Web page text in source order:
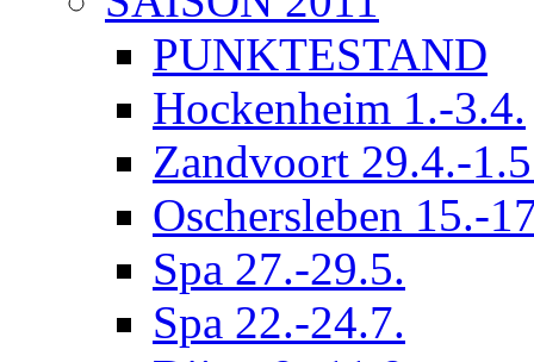
PUNKTESTAND
Hockenheim 1.-3.4.
Zandvoort 29.4.-
Oschersleben 15.-
Spa 27.-29.5.
Spa 22.-24.7.